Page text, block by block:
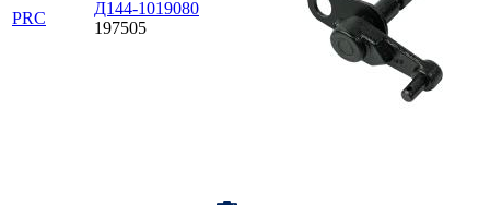
PRC
Д144-1019080
197505